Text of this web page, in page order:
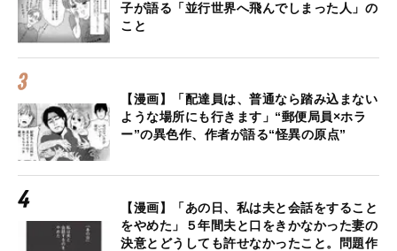
子が語る「並行世界へ飛んでしまった人」の
こと
【漫画】「配達員は、普通なら踏み込まない
ような場所にも行きます」“郵便局員×ホラ
ー”の異色作、作者が語る“怪異の原点”
【漫画】「あの日、私は夫と会話をすること
をやめた」５年間夫と口をきかなかった妻の
決意とどうしても許せなかったこと。問題作